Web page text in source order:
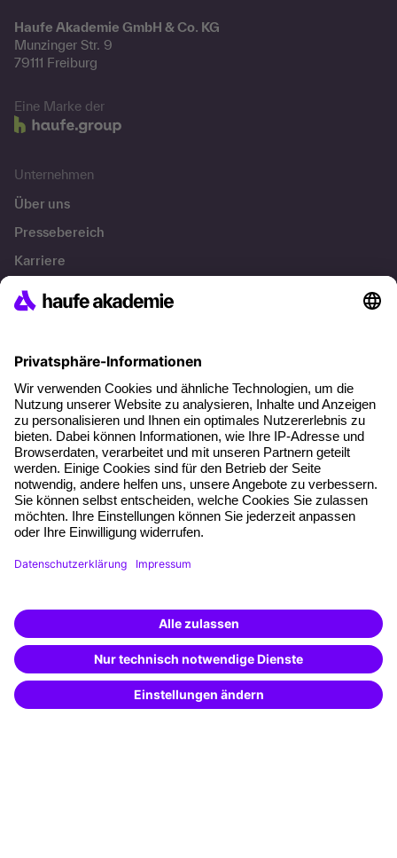
Haufe Akademie GmbH & Co. KG
Munzinger Str. 9
79111 Freiburg
Eine Marke der
Unternehmen
Über uns
Pressebereich
Karriere
Referenzen
Über unser Angebot
Planungssicherheit
Freie Seminarplätze
Qualitätsstandards
Planung und Locations
Fördermöglichkeiten
Weiterbildungs-App
Besondere Angebote
Potenzialanalyse
Transfercoaching
Weiterbildung finden -
mit KI-Power!
Beschreibe was du suchst und erhalte
passende Weiterbildungen vomKI-Berater
– schnell und treffsicher.